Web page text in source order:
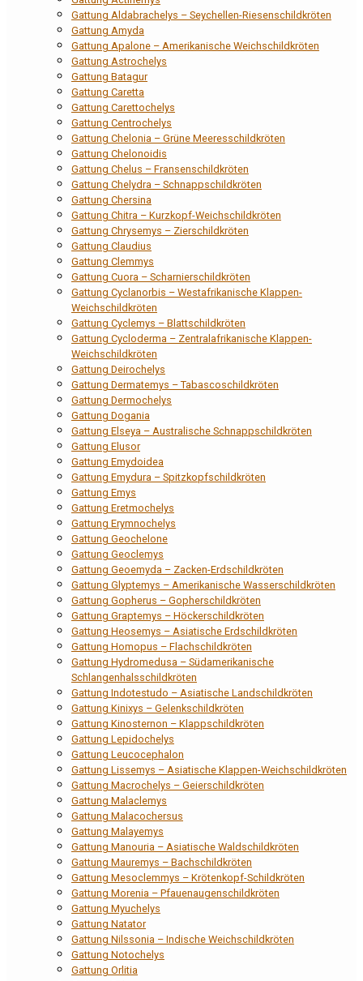
Gattung Aldabrachelys – Seychellen-Riesenschildkröten
Gattung Amyda
Gattung Apalone – Amerikanische Weichschildkröten
Gattung Astrochelys
Gattung Batagur
Gattung Caretta
Gattung Carettochelys
Gattung Centrochelys
Gattung Chelonia – Grüne Meeresschildkröten
Gattung Chelonoidis
Gattung Chelus – Fransenschildkröten
Gattung Chelydra – Schnappschildkröten
Gattung Chersina
Gattung Chitra – Kurzkopf-Weichschildkröten
Gattung Chrysemys – Zierschildkröten
Gattung Claudius
Gattung Clemmys
Gattung Cuora – Scharnierschildkröten
Gattung Cyclanorbis – Westafrikanische Klappen-
Weichschildkröten
Gattung Cyclemys – Blattschildkröten
Gattung Cycloderma – Zentralafrikanische Klappen-
Weichschildkröten
Gattung Deirochelys
Gattung Dermatemys – Tabascoschildkröten
Gattung Dermochelys
Gattung Dogania
Gattung Elseya – Australische Schnappschildkröten
Gattung Elusor
Gattung Emydoidea
Gattung Emydura – Spitzkopfschildkröten
Gattung Emys
Gattung Eretmochelys
Gattung Erymnochelys
Gattung Geochelone
Gattung Geoclemys
Gattung Geoemyda – Zacken-Erdschildkröten
Gattung Glyptemys – Amerikanische Wasserschildkröten
Gattung Gopherus – Gopherschildkröten
Gattung Graptemys – Höckerschildkröten
Gattung Heosemys – Asiatische Erdschildkröten
Gattung Homopus – Flachschildkröten
Gattung Hydromedusa – Südamerikanische
Schlangenhalsschildkröten
Gattung Indotestudo – Asiatische Landschildkröten
Gattung Kinixys – Gelenkschildkröten
Gattung Kinosternon – Klappschildkröten
Gattung Lepidochelys
Gattung Leucocephalon
Gattung Lissemys – Asiatische Klappen-Weichschildkröten
Gattung Macrochelys – Geierschildkröten
Gattung Malaclemys
Gattung Malacochersus
Gattung Malayemys
Gattung Manouria – Asiatische Waldschildkröten
Gattung Mauremys – Bachschildkröten
Gattung Mesoclemmys – Krötenkopf-Schildkröten
Gattung Morenia – Pfauenaugenschildkröten
Gattung Myuchelys
Gattung Natator
Gattung Nilssonia – Indische Weichschildkröten
Gattung Notochelys
Gattung Orlitia